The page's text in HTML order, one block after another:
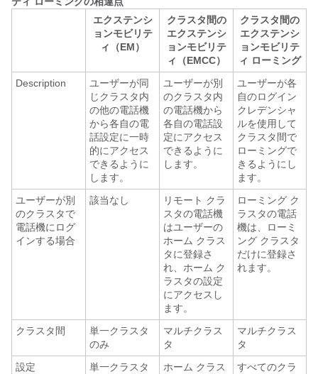
エクステンシ
ョンモビリテ
ィ（EM）
クラスタ間の
エクステンシ
ョンモビリテ
ィ（EMCC）
クラスタ間の
エクステンシ
ョンモビリテ
ィ ローミング
Description
ユーザーが同
じクラスタ内
の他の電話機
から各自の電
話設定に一時
的にアクセス
できるように
します。
ユーザーが別
のクラスタ内
の電話機から
各自の電話設
定にアクセス
できるように
します。
ユーザーが各
自のログイン
クレデンシャ
ルを使用して
クラスタ間で
ローミングで
きるようにし
ます。
ユーザーが別
のクラスタで
電話機にログ
インする場合
該当なし
リモート クラ
スタの電話機
はユーザーの
ホーム クラス
タに登録さ
れ、ホーム ク
ラスタの設定
にアクセスし
ます。
ローミング ク
ラスタの電話
機は、ローミ
ング クラスタ
だけに登録さ
れます。
クラスタ間
単一クラスタ
のみ
マルチクラス
タ
マルチクラス
タ
設定
単一クラスタ
ホーム クラス
すべてのクラ